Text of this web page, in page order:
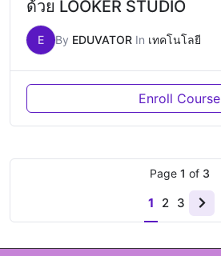
ด้วย LOOKER STUDIO
E By EDUVATOR In เทคโนโลยี
Enroll Course
Page 1 of 3
1 2 3
Next